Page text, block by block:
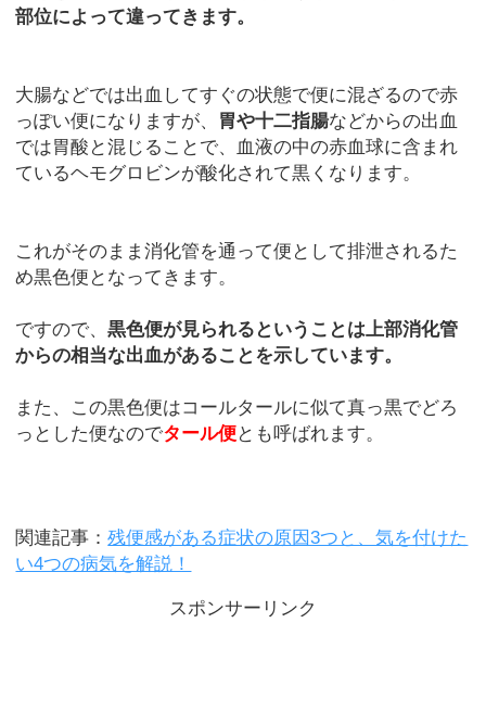
部位によって違ってきます。
大腸などでは出血してすぐの状態で便に混ざるので赤
っぽい便になりますが、 胃や十二指腸などからの出血
では胃酸と混じることで、血液の中の赤血球に含まれ
ているヘモグロビンが酸化されて黒くなります。
これがそのまま消化管を通って便として排泄されるた
め黒色便となってきます。
ですので、黒色便が見られるということは上部消化管
からの相当な出血があることを示しています。
また、この黒色便はコールタールに似て真っ黒でどろ
っとした便なのでタール便とも呼ばれます。
関連記事：残便感がある症状の原因3つと、気を付けた
い4つの病気を解説！
スポンサーリンク